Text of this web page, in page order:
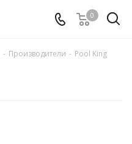
0
- Производители - Pool King